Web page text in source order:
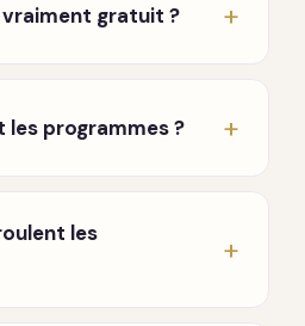
gratuit ?
Seuls les
les programmes ?
difficile, que vous
connaître, ou que vous
une pratique. Aucun
les